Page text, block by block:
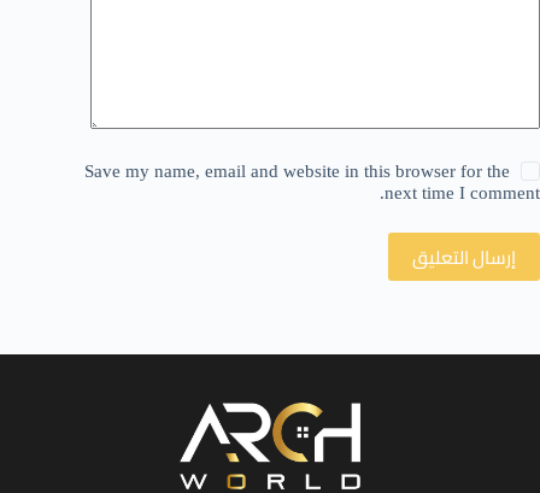
Save my name, email and website in this browser for the
next time I comment.
إرسال التعليق